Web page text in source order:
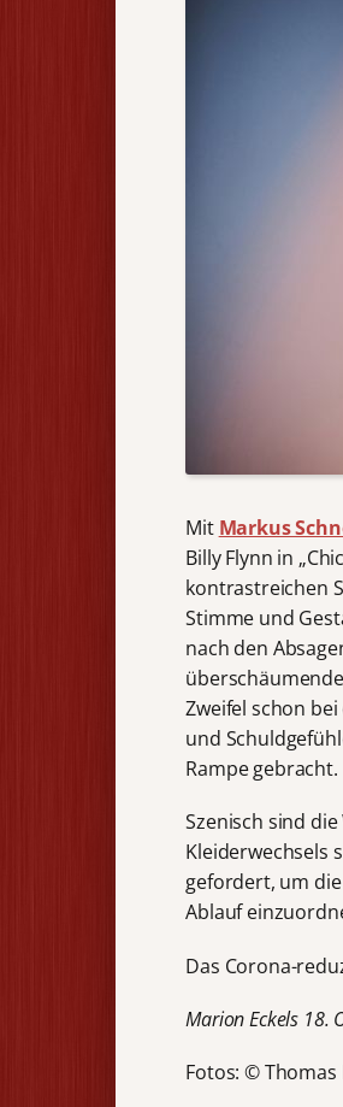
Mit Markus
Billy Flynn in
kontrastreichen
Stimme und
nach den
Zweifel schon
und
Rampe
Szenisch sind
Kleiderwechsels
gefordert, um
Ablauf
Das Corona-
Marion Eckels 18.
Fotos: © Thomas